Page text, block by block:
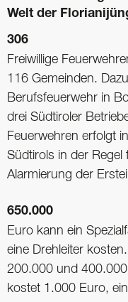
Welt der
306
Freiwillige
116 Gemeinden.
Berufsfeuerwehr in
drei ­Südtiroler
Feuerwehren erfolgt
Südtirols in der
Alarmierung der
650.000
Euro kann ein
eine Drehleiter
200.000 und
kostet 1.000 Euro,